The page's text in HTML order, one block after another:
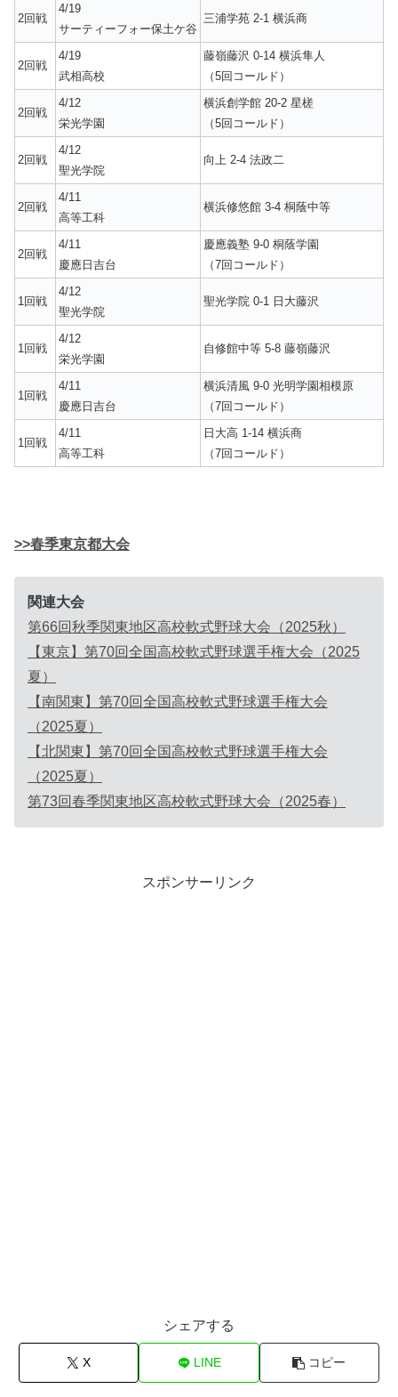
2回戦
4/19
サーティーフォー保土ケ谷
三浦学苑 2-1 横浜商
2回戦
4/19
武相高校
藤嶺藤沢 0-14 横浜隼人
（5回コールド）
2回戦
4/12
栄光学園
横浜創学館 20-2 星槎
（5回コールド）
2回戦
4/12
聖光学院
向上 2-4 法政二
2回戦
4/11
高等工科
横浜修悠館 3-4 桐蔭中等
2回戦
4/11
慶應日吉台
慶應義塾 9-0 桐蔭学園
（7回コールド）
1回戦
4/12
聖光学院
聖光学院 0-1 日大藤沢
1回戦
4/12
栄光学園
自修館中等 5-8 藤嶺藤沢
1回戦
4/11
慶應日吉台
横浜清風 9-0 光明学園相模原
（7回コールド）
1回戦
4/11
高等工科
日大高 1-14 横浜商
（7回コールド）
>>春季東京都大会
関連大会
第66回秋季関東地区高校軟式野球大会（2025秋）
【東京】第70回全国高校軟式野球選手権大会（2025
夏）
【南関東】第70回全国高校軟式野球選手権大会
（2025夏）
【北関東】第70回全国高校軟式野球選手権大会
（2025夏）
第73回春季関東地区高校軟式野球大会（2025春）
スポンサーリンク
シェアする
X LINE コピー